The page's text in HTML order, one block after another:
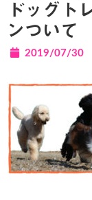
ドッグト
ンついて
2019/07/30